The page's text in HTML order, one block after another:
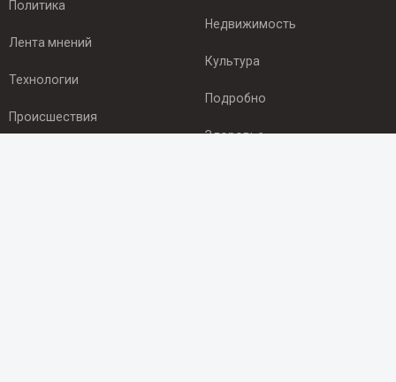
Политика
Лента мнений
Технологии
Происшествия
Недвижимость
Культура
Подробно
Здоровье